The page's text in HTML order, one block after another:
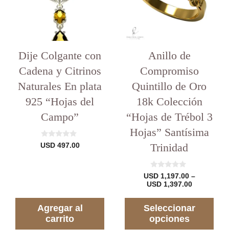
Dije Colgante con
Cadena y Citrinos
Naturales En plata
925 “Hojas del
Campo”
0
d
USD497.00
Agregar al
carrito
Anillo de
Compromiso
Quintillo de Oro
18k Colección
“Hojas de Trébol 3
Hojas” Santísima
Trinidad
0
d
e
USD1,197.00 –
USD1,397.00Rango
precios:
desde
Seleccionar
opciones
pueden
página
del
producto